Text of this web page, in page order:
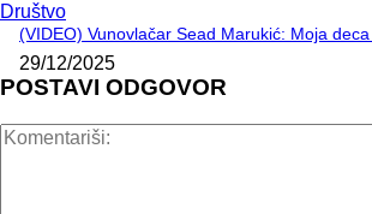
Društvo
(VIDEO) Vunovlačar Sead Marukić: Moja
29/12/2025
POSTAVI ODGOVOR